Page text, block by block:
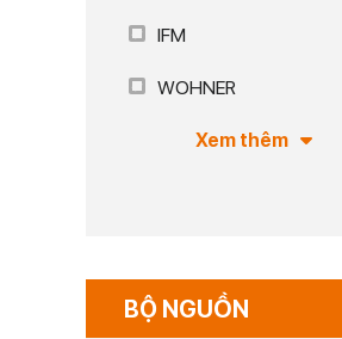
IFM
WOHNER
Xem thêm
BỘ NGUỒN